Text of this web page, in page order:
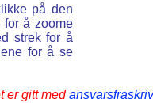
på den
for å zoome
strek for å
for å se
er gitt med